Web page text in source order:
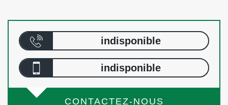
indisponible
indisponible
CONTACTEZ-NOUS